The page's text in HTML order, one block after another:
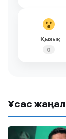
Қызық
0
Ұқсас